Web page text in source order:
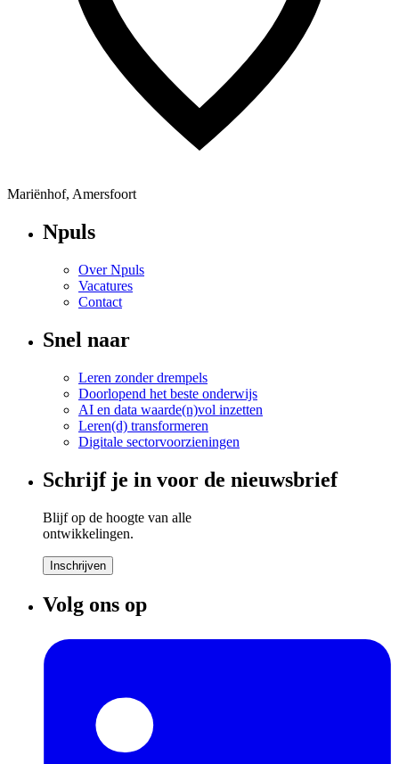
Mariënhof, Amersfoort
Npuls
Over Npuls
Vacatures
Contact
Snel naar
Leren zonder drempels
Doorlopend het beste onderwijs
AI en data waarde(n)vol inzetten
Leren(d) transformeren
Digitale sectorvoorzieningen
Schrijf je in voor de nieuwsbrief
Blijf op de hoogte van alle
ontwikkelingen.
Inschrijven
Volg ons op